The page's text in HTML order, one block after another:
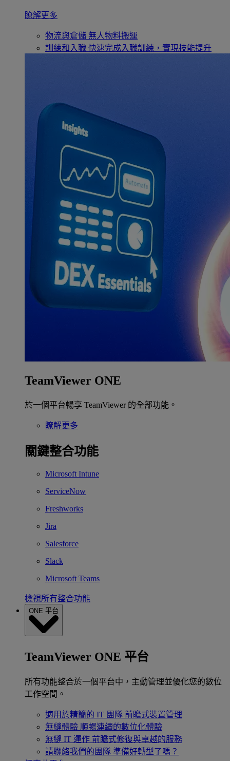
瞭解更多
物流與倉儲 無人物料搬運
訓練和入職 快速完成入職訓練，實現技能提升
TeamViewer ONE
於一個平台暢享 TeamViewer 的全部功能。
瞭解更多
關鍵整合功能
Microsoft Intune
ServiceNow
Freshworks
Jira
Salesforce
Slack
Microsoft Teams
檢視所有整合功能
ONE 平台
TeamViewer ONE 平台
所有功能整合於一個平台中，主動管理並優化您的數位
工作空間。
適用於精簡的 IT 團隊 前瞻式裝置管理
無縫體驗 順暢連續的數位化體驗
無縫 IT 運作 前瞻式修復與卓越的服務
請聯絡我們的團隊 準備好轉型了嗎？